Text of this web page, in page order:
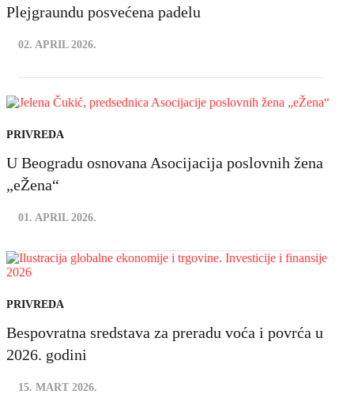
Plejgraundu posvećena padelu
02. APRIL 2026.
PRIVREDA
U Beogradu osnovana Asocijacija poslovnih žena
„eŽena“
01. APRIL 2026.
PRIVREDA
Bespovratna sredstava za preradu voća i povrća u
2026. godini
15. MART 2026.